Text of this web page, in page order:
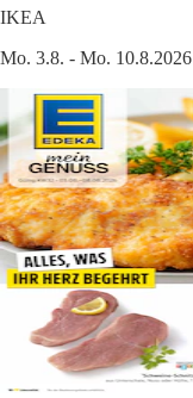
IKEA
Mo. 3.8. - Mo. 10.8.2026